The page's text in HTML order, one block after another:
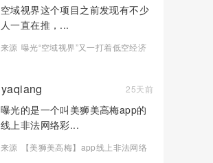
空域视界这个项目之前发现有不少
人一直在推，...
来源 曝光“空域视界”又一打着低空经济
yaqiang 25天前
曝光的是一个叫美狮美高梅app的
线上非法网络彩...
来源
【美狮美高梅】app线上非法网络